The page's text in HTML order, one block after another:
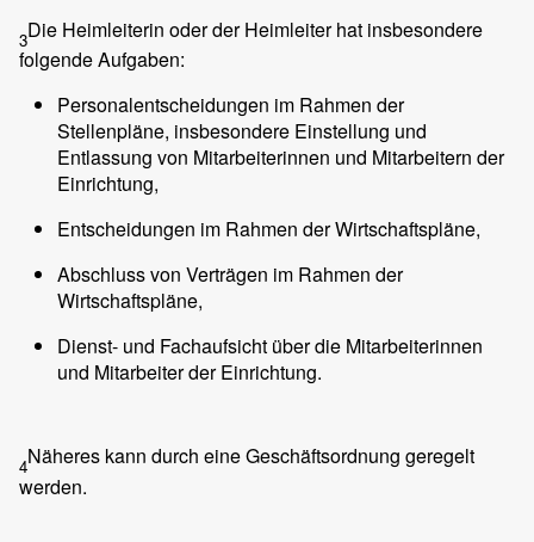
3Die Heimleiterin oder der Heimleiter hat insbesondere
folgende Aufgaben:
Personalentscheidungen im Rahmen der
Stellenpläne, insbesondere Einstellung und
Entlassung von Mitarbeiterinnen und Mitarbeitern der
Einrichtung,
Entscheidungen im Rahmen der Wirtschaftspläne,
Abschluss von Verträgen im Rahmen der
Wirtschaftspläne,
Dienst- und Fachaufsicht über die Mitarbeiterinnen
und Mitarbeiter der Einrichtung.
4Näheres kann durch eine Geschäftsordnung geregelt
werden.